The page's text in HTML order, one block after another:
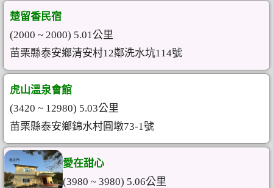
楚留香民宿
(2000 ~ 2000) 5.01公里
苗栗縣泰安鄉清安村12鄰洗水坑114號
虎山溫泉會館
(3420 ~ 12980) 5.03公里
苗栗縣泰安鄉錦水村圓墩73-1號
愛在甜心
(3980 ~ 3980) 5.06公里